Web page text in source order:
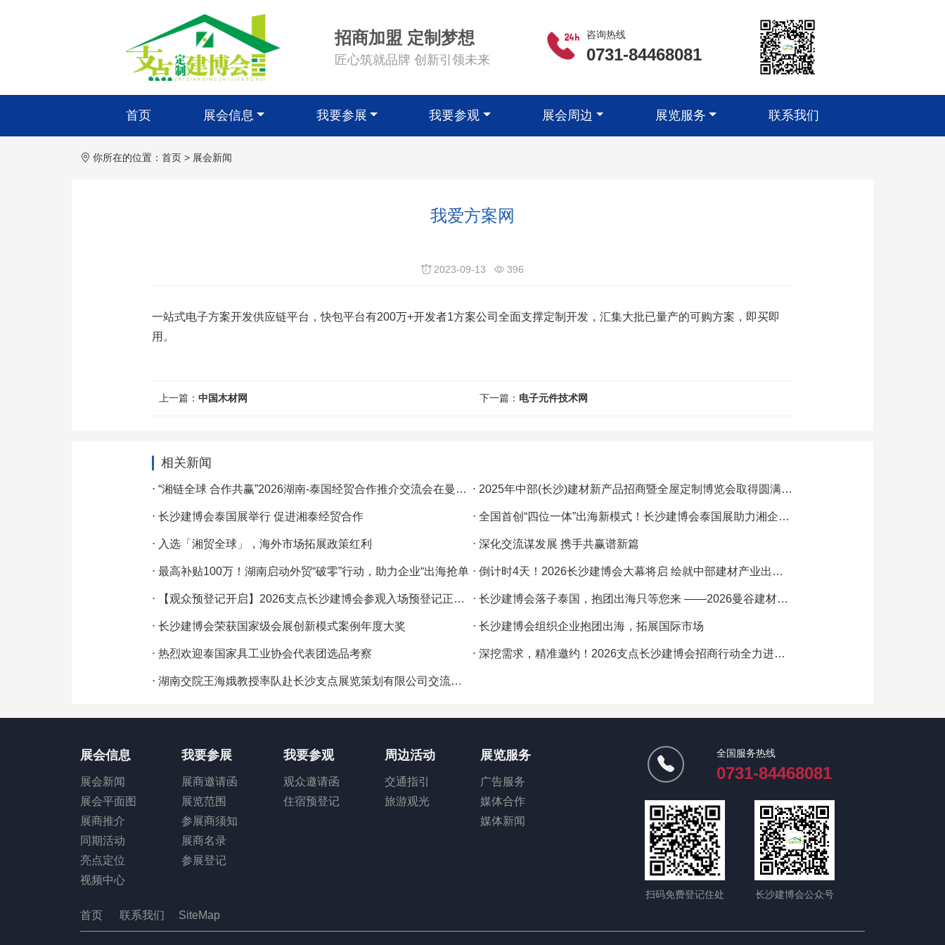
招商加盟 定制梦想
匠心筑就品牌 创新引领未来
咨询热线
0731-84468081
首页 展会信息 我要参展 我要参观 展会周边 展览服务 联系我们
你所在的位置： 首页 > 展会新闻
我爱方案网
2023-09-13 396
一站式电子方案开发供应链平台，快包平台有200万+开发者1方案公司全面支撑定制开发，汇集大批已量产的可购方案，即买即
用。
上一篇： 中国木材网 下一篇： 电子元件技术网
相关新闻
⋅ “湘链全球 合作共赢”2026湖南-泰国经贸合作推介交流会在曼谷举行 ⋅ 2025年中部(长沙)建材新产品招商暨全屋定制博览会取得圆满成功
⋅ 长沙建博会泰国展举行 促进湘泰经贸合作 ⋅ 全国首创“四位一体”出海新模式！长沙建博会泰国展助力湘企抱团闯东盟
⋅ 入选「湘贸全球」，海外市场拓展政策红利 ⋅ 深化交流谋发展 携手共赢谱新篇
⋅ 最高补贴100万！湖南启动外贸“破零”行动，助力企业“出海抢单 ⋅ 倒计时4天！2026长沙建博会大幕将启 绘就中部建材产业出海新图景
⋅ 【观众预登记开启】2026支点长沙建博会参观入场预登记正式开启 ⋅ 长沙建博会落子泰国，抱团出海只等您来 ——2026曼谷建材、家具、酒店用品博览会将于6月启幕
⋅ 长沙建博会荣获国家级会展创新模式案例年度大奖 ⋅ 长沙建博会组织企业抱团出海，拓展国际市场
⋅ 热烈欢迎泰国家具工业协会代表团选品考察 ⋅ 深挖需求，精准邀约！2026支点长沙建博会招商行动全力进行中！
⋅ 湖南交院王海娥教授率队赴长沙支点展览策划有限公司交流学习，共话会展人才培养
展会信息
展会新闻
展会平面图
展商推介
同期活动
亮点定位
视频中心
我要参展
展商邀请函
展览范围
参展商须知
展商名录
参展登记
我要参观
观众邀请函
住宿预登记
周边活动
交通指引
旅游观光
展览服务
广告服务
媒体合作
媒体新闻
首页 联系我们 SiteMap
全国服务热线
0731-84468081
扫码免费登记住处 长沙建博会公众号